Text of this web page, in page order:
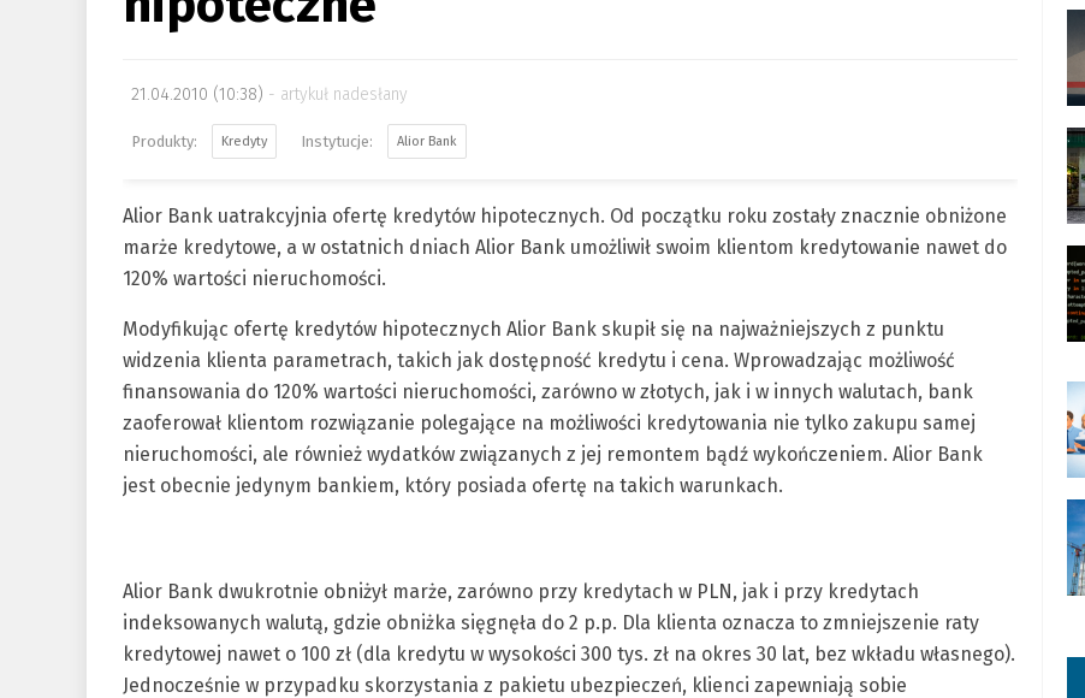
21.04.2010 (10:38) artykuł nadesłany
Kredyty Alior Bank
Alior Bank uatrakcyjnia ofertę kredytów hipotecznych. Od początku roku zostały znacznie obniżone
marże kredytowe, a w ostatnich dniach Alior Bank umożliwił swoim klientom kredytowanie nawet do
120% wartości nieruchomości.
Modyfikując ofertę kredytów hipotecznych Alior Bank skupił się na najważniejszych z punktu
widzenia klienta parametrach, takich jak dostępność kredytu i cena. Wprowadzając możliwość
finansowania do 120% wartości nieruchomości, zarówno w złotych, jak i w innych walutach, bank
zaoferował klientom rozwiązanie polegające na możliwości kredytowania nie tylko zakupu samej
nieruchomości, ale również wydatków związanych z jej remontem bądź wykończeniem. Alior Bank
jest obecnie jedynym bankiem, który posiada ofertę na takich warunkach.
Alior Bank dwukrotnie obniżył marże, zarówno przy kredytach w PLN, jak i przy kredytach
indeksowanych walutą, gdzie obniżka sięgnęła do 2 p.p. Dla klienta oznacza to zmniejszenie raty
kredytowej nawet o 100 zł (dla kredytu w wysokości 300 tys. zł na okres 30 lat, bez wkładu własnego).
Jednocześnie w przypadku skorzystania z pakietu ubezpieczeń, klienci zapewniają sobie